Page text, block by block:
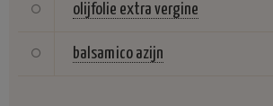
olijfolie extra vergine
balsamico azijn